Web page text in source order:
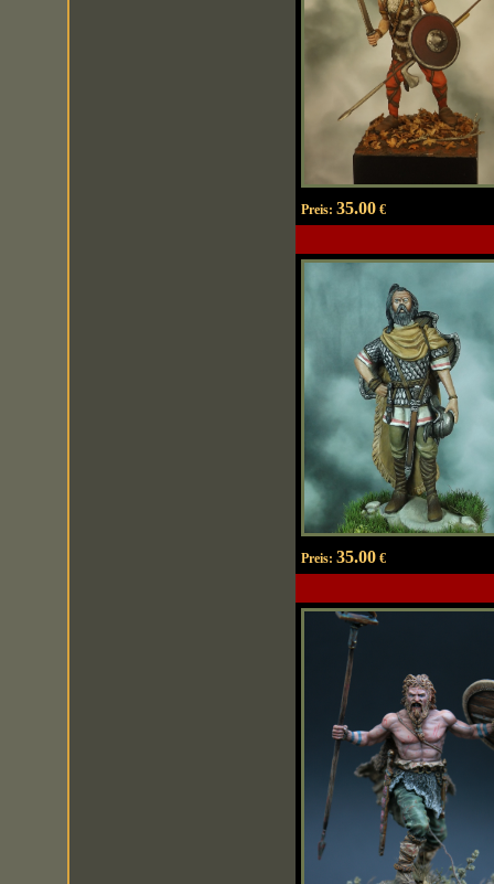
Preis: 35.00€
Preis: 35.00€